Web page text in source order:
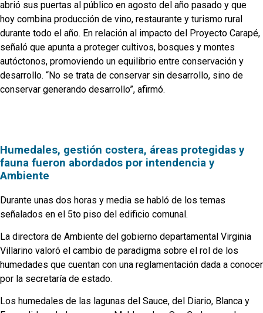
abrió sus puertas al público en agosto del año pasado y que
hoy combina producción de vino, restaurante y turismo rural
durante todo el año. En relación al impacto del Proyecto Carapé,
señaló que apunta a proteger cultivos, bosques y montes
autóctonos, promoviendo un equilibrio entre conservación y
desarrollo. “No se trata de conservar sin desarrollo, sino de
conservar generando desarrollo”, afirmó.
Humedales, gestión costera, áreas protegidas y
fauna fueron abordados por intendencia y
Ambiente
Durante unas dos horas y media se habló de los temas
señalados en el 5to piso del edificio comunal.
La directora de Ambiente del gobierno departamental Virginia
Villarino valoró el cambio de paradigma sobre el rol de los
humedades que cuentan con una reglamentación dada a conocer
por la secretaría de estado.
Los humedales de las lagunas del Sauce, del Diario, Blanca y